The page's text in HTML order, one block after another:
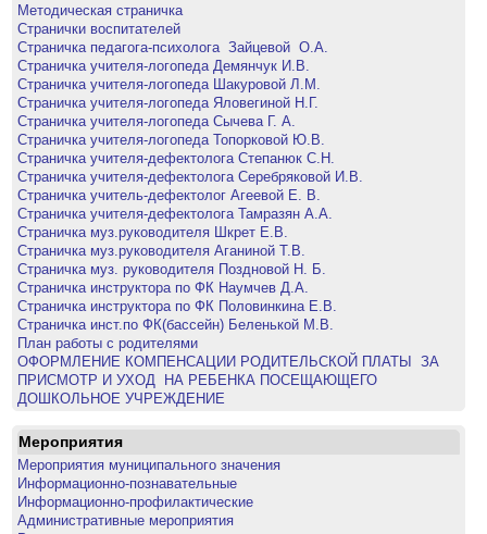
Методическая страничка
Странички воспитателей
Страничка педагога-психолога Зайцевой О.А.
Страничка учителя-логопеда Демянчук И.В.
Страничка учителя-логопеда Шакуровой Л.М.
Страничка учителя-логопеда Яловегиной Н.Г.
Страничка учителя-логопеда Сычева Г. А.
Страничка учителя-логопеда Топорковой Ю.В.
Страничка учителя-дефектолога Степанюк С.Н.
Страничка учителя-дефектолога Серебряковой И.В.
Страничка учитель-дефектолог Агеевой Е. В.
Страничка учителя-дефектолога Тамразян А.А.
Страничка муз.руководителя Шкрет Е.В.
Страничка муз.руководителя Аганиной Т.В.
Страничка муз. руководителя Поздновой Н. Б.
Страничка инструктора по ФК Наумчев Д.А.
Страничка инструктора по ФК Половинкина Е.В.
Страничка инст.по ФК(бассейн) Беленькой М.В.
План работы с родителями
ОФОРМЛЕНИЕ КОМПЕНСАЦИИ РОДИТЕЛЬСКОЙ ПЛАТЫ ​ ЗА
ПРИСМОТР И УХОД ​ НА РЕБЕНКА ПОСЕЩАЮЩЕГО
ДОШКОЛЬНОЕ УЧРЕЖДЕНИЕ​
Мероприятия
Мероприятия муниципального значения
Информационно-познавательные
Информационно-профилактические
Административные мероприятия